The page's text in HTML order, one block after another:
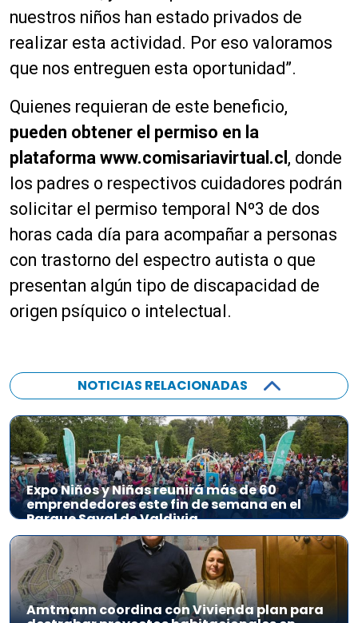
nuestros niños han estado privados de
realizar esta actividad. Por eso valoramos
que nos entreguen esta oportunidad”.
Quienes requieran de este beneficio,
pueden obtener el permiso en la
plataforma www.comisariavirtual.cl , donde
los padres o respectivos cuidadores podrán
solicitar el permiso temporal Nº3 de dos
horas cada día para acompañar a personas
con trastorno del espectro autista o que
presentan algún tipo de discapacidad de
origen psíquico o intelectual.
NOTICIAS RELACIONADAS
Expo Niños y Niñas reunirá más de 60
emprendedores este fin de semana en el
Parque Saval de Valdivia
Amtmann coordina con Vivienda plan para